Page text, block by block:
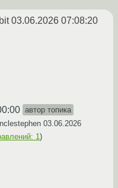
03.06.2026 07:08:20
автор топика
03.06.2026
1)